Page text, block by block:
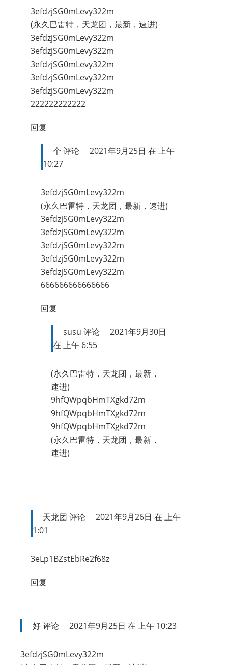
3efdzjSG0mLevy322m
(永久巴雷特，天龙团，最新，速进)
3efdzjSG0mLevy322m
3efdzjSG0mLevy322m
3efdzjSG0mLevy322m
3efdzjSG0mLevy322m
3efdzjSG0mLevy322m
222222222222
回复
个 评论
2021年9月25日 在 上午
10:27
3efdzjSG0mLevy322m
(永久巴雷特，天龙团，最新，速进)
3efdzjSG0mLevy322m
3efdzjSG0mLevy322m
3efdzjSG0mLevy322m
3efdzjSG0mLevy322m
3efdzjSG0mLevy322m
666666666666666
回复
susu 评论
2021年9月30日
在 上午 6:55
(永久巴雷特，天龙团，最新，
速进)
9hfQWpqbHmTXgkd72m
9hfQWpqbHmTXgkd72m
9hfQWpqbHmTXgkd72m
(永久巴雷特，天龙团，最新，
速进)
天龙团 评论
2021年9月26日 在 上午
1:01
3eLp1BZstEbRe2f68z
回复
好评论 2021年9月25日 在 上午 10:23
3efdzjSG0mLevy322m